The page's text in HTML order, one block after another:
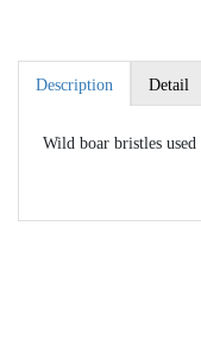
Description Detail
Wild boar bristles